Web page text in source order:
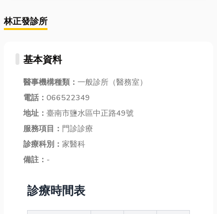
林正發診所
基本資料
醫事機構種類： 一般診所（醫務室）
電話： 066522349
地址： 臺南市鹽水區中正路49號
服務項目： 門診診療
診療科別： 家醫科
備註： -
診療時間表